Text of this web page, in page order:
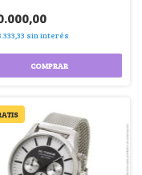
sin interés
COMPRAR